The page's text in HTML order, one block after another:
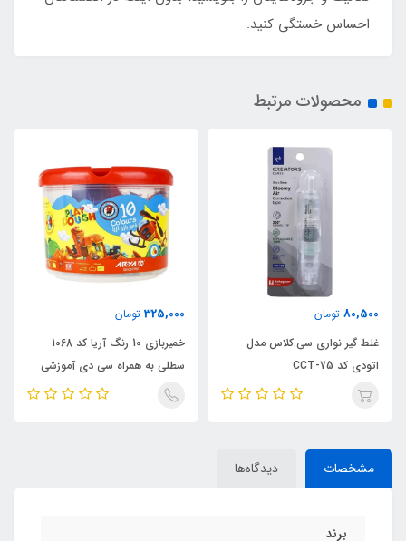
احساس خستگی کنید.
محصولات مرتبط
80,500 تومان
غلط گیر نواری سی.کلاس مدل
اتودی کد CCT-75
325,000 تومان
خمیربازی 10 رنگ آریا کد 1068
سطلی به همراه سی دی آموزشی
مشخصات دیدگاه‌ها
برند